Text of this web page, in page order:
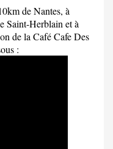
de Nantes, à
Saint-Herblain et à
de la Café Cafe Des
: